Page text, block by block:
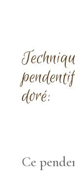
doré:
Ce